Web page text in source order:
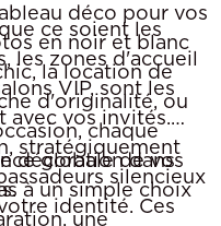
déco pour vos
en noir et blanc
la location de
d'originalité, ou
chaque
globale de vos
ce soient les
les zones d'accueil
VIP, sont les
avec vos invités.
stratégiquement
silencieux
identité. Ces
décoration dans
à un simple choix
une